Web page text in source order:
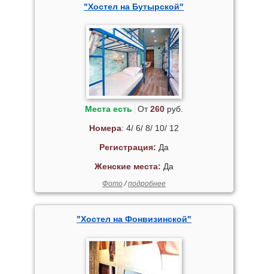
"Хостел на Бутырской"
Места есть От260руб.
Номера: 4/ 6/ 8/ 10/ 12
Регистрация: Да
Женские места: Да
Фото/подробнее
"Хостел на Фонвизинской"